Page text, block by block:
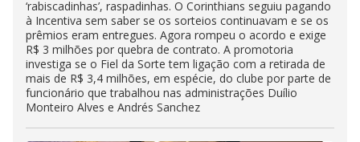
‘rabiscadinhas’, raspadinhas. O Corinthians seguiu pagando
à Incentiva sem saber se os sorteios continuavam e se os
prêmios eram entregues. Agora rompeu o acordo e exige
R$ 3 milhões por quebra de contrato. A promotoria
investiga se o Fiel da Sorte tem ligação com a retirada de
mais de R$ 3,4 milhões, em espécie, do clube por parte de
funcionário que trabalhou nas administrações Duílio
Monteiro Alves e Andrés Sanchez